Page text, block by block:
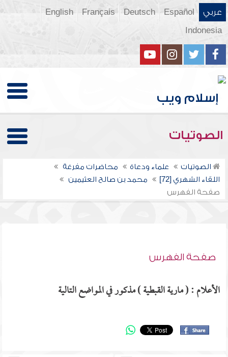
عربي Español
Deutsch
Français
English
Indonesia
الصوتيات
الصوتيات علماء ودعاة
محاضرات مفرغة
اللقاء الشهري [72]
محمد بن صالح العثيمين
صفحة الفهرس
صفحة الفهرس
الأعلام : ( مارية القبطية ) مذكور في المواضع التالية